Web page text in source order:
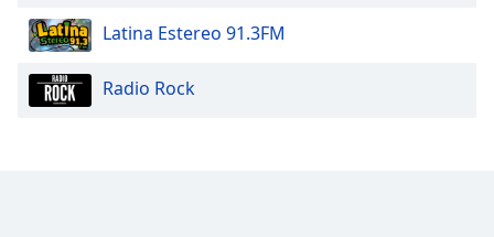
Opacity
Latina Estereo 91.3FM
Radio Rock